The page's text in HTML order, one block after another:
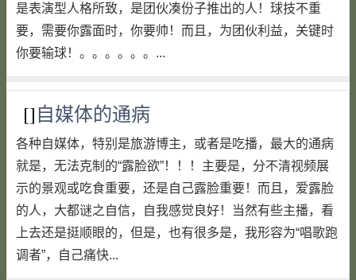
是表演型人格所致，是团伙凑份子推出的人！球技不重
要，需要你露面时，你要帅！而且，为团伙利益，关键时
你要输球！。。。。。。...
[]自媒体的通病
各种自媒体，特别是旅游博主，或者是吃播，最大的通病
就是，无法克制的“露脸欲”！！！主要是，分不清视频展
示的景观或吃食重要，还是自己露脸重要！而且，爱露脸
的人，大都谜之自信，自我感觉良好！当然有些主播，看
上去还是挺顺眼的，但是，也有很多是，我形容为“唱歌跑
调者”，自己痛快...